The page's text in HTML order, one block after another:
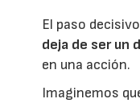
El paso
deja de ser un
en una acción.
Imaginemos